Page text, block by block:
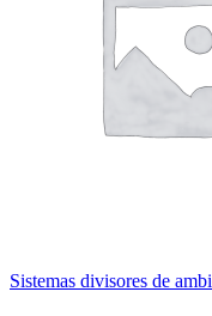
Sistemas divisores de